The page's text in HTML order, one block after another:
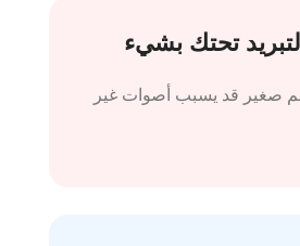
صغير قد يسبب أصوات غير